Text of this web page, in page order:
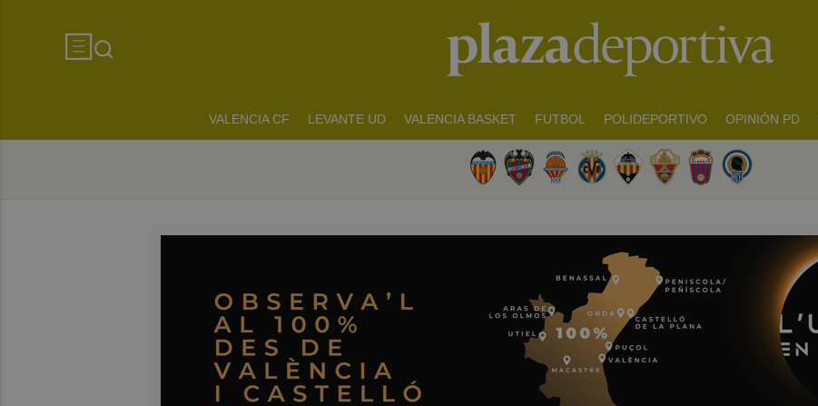
VALENCIA CF LEVANTE UD VALENCIA BASKET FUTBOL POLIDEPORTIVO OPINIÓN PD